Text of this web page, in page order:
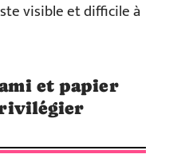
visible et difficile à
et papier